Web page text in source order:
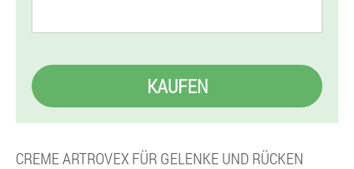
KAUFEN
CREME ARTROVEX FÜR GELENKE UND RÜCKEN